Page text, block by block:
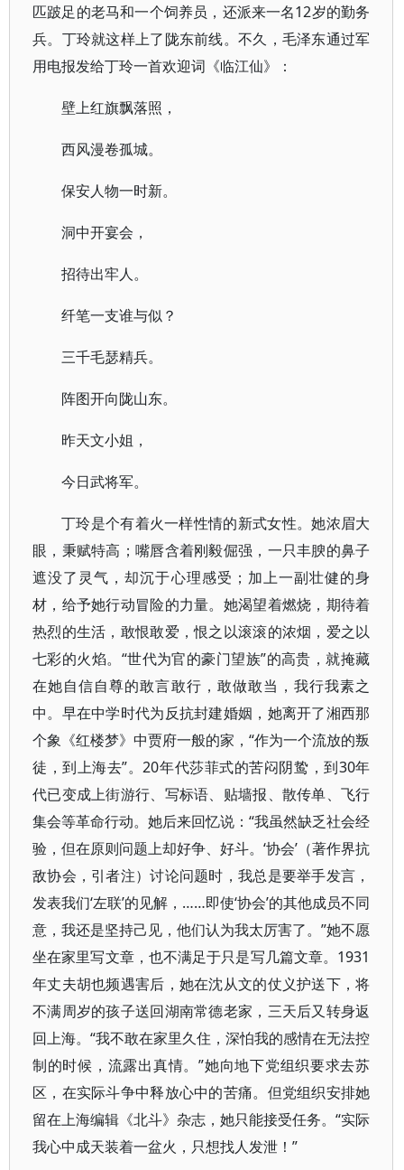
匹跛足的老马和一个饲养员，还派来一名12岁的勤务
兵。丁玲就这样上了陇东前线。不久，毛泽东通过军
用电报发给丁玲一首欢迎词《临江仙》：
壁上红旗飘落照，
西风漫卷孤城。
保安人物一时新。
洞中开宴会，
招待出牢人。
纤笔一支谁与似？
三千毛瑟精兵。
阵图开向陇山东。
昨天文小姐，
今日武将军。
丁玲是个有着火一样性情的新式女性。她浓眉大
眼，秉赋特高；嘴唇含着刚毅倔强，一只丰腴的鼻子
遮没了灵气，却沉于心理感受；加上一副壮健的身
材，给予她行动冒险的力量。她渴望着燃烧，期待着
热烈的生活，敢恨敢爱，恨之以滚滚的浓烟，爱之以
七彩的火焰。“世代为官的豪门望族”的高贵，就掩藏
在她自信自尊的敢言敢行，敢做敢当，我行我素之
中。早在中学时代为反抗封建婚姻，她离开了湘西那
个象《红楼梦》中贾府一般的家，“作为一个流放的叛
徒，到上海去”。20年代莎菲式的苦闷阴鸷，到30年
代已变成上街游行、写标语、贴墙报、散传单、飞行
集会等革命行动。她后来回忆说：“我虽然缺乏社会经
验，但在原则问题上却好争、好斗。‘协会’（著作界抗
敌协会，引者注）讨论问题时，我总是要举手发言，
发表我们‘左联’的见解，……即使‘协会’的其他成员不同
意，我还是坚持己见，他们认为我太厉害了。”她不愿
坐在家里写文章，也不满足于只是写几篇文章。1931
年丈夫胡也频遇害后，她在沈从文的仗义护送下，将
不满周岁的孩子送回湖南常德老家，三天后又转身返
回上海。“我不敢在家里久住，深怕我的感情在无法控
制的时候，流露出真情。”她向地下党组织要求去苏
区，在实际斗争中释放心中的苦痛。但党组织安排她
留在上海编辑《北斗》杂志，她只能接受任务。“实际
我心中成天装着一盆火，只想找人发泄！”